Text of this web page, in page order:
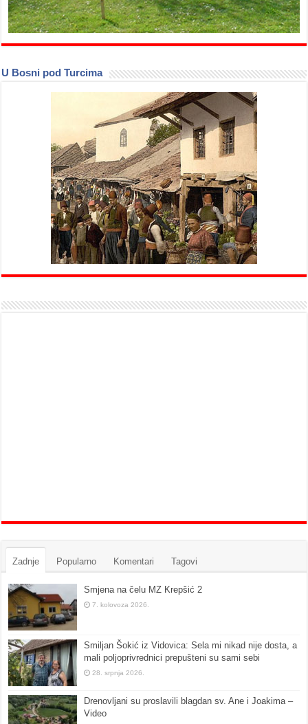
U Bosni pod Turcima
Zadnje Popularno Komentari Tagovi
Smjena na čelu MZ Krepšić 2
7. kolovoza 2026.
Smiljan Šokić iz Vidovica: Sela mi nikad nije dosta, a
mali poljoprivrednici prepušteni su sami sebi
28. srpnja 2026.
Drenovljani su proslavili blagdan sv. Ane i Joakima –
Video